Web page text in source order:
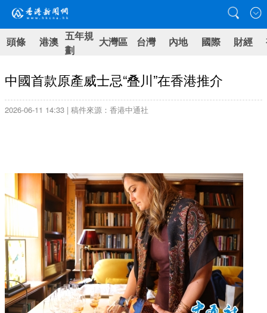
頭條 港澳 五年規
劃
大灣區 台灣 內地 國際 財經
中國首款原產威士忌“叠川”在香港推介
2026-06-11 14:33 | 稿件來源：香港中通社